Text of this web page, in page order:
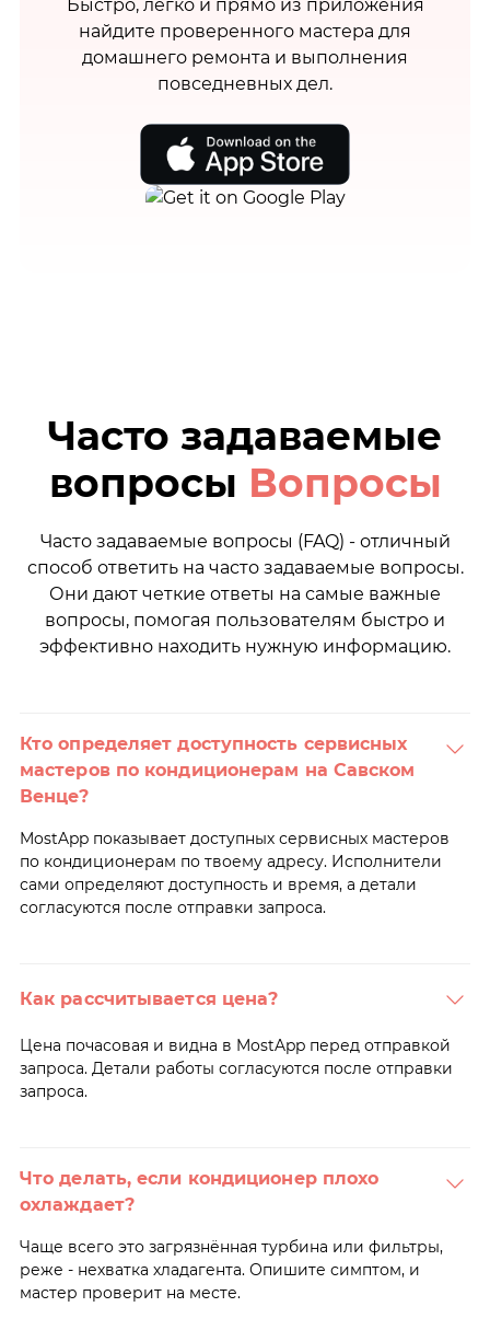
Быстро, легко и прямо из приложения
найдите проверенного мастера для
домашнего ремонта и выполнения
повседневных дел.
Часто задаваемые
вопросы Вопросы
Часто задаваемые вопросы (FAQ) - отличный
способ ответить на часто задаваемые вопросы.
Они дают четкие ответы на самые важные
вопросы, помогая пользователям быстро и
эффективно находить нужную информацию.
Кто определяет доступность сервисных
мастеров по кондиционерам на Савском
Венце?
MostApp показывает доступных сервисных мастеров
по кондиционерам по твоему адресу. Исполнители
сами определяют доступность и время, а детали
согласуются после отправки запроса.
Как рассчитывается цена?
Цена почасовая и видна в MostApp перед отправкой
запроса. Детали работы согласуются после отправки
запроса.
Что делать, если кондиционер плохо
охлаждает?
Чаще всего это загрязнённая турбина или фильтры,
реже - нехватка хладагента. Опишите симптом, и
мастер проверит на месте.